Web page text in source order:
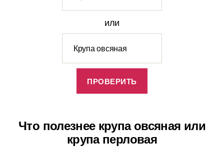
или
Что полезнее крупа овсяная или
крупа перловая